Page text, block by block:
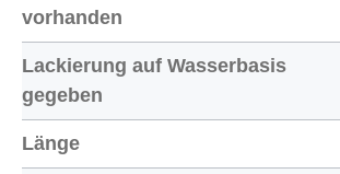
vorhanden
Lackierung auf Wasserbasis
gegeben
Länge